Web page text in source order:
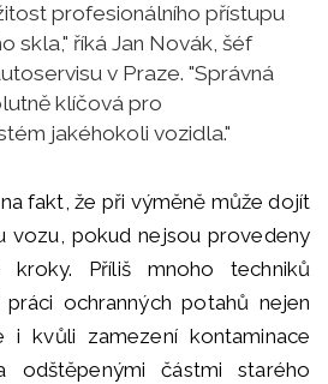
profesionálního přístupu
skla," říká Jan Novák, šéf
v Praze. "Správná
klíčová pro
jakéhokoli vozidla."
fakt, že při výměně může dojít
vozu, pokud nejsou provedeny
kroky. Příliš mnoho techniků
ochranných potahů nejen
i kvůli zamezení kontaminace
odštěpenými částmi starého